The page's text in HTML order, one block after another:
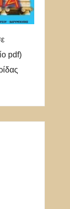
pdf)